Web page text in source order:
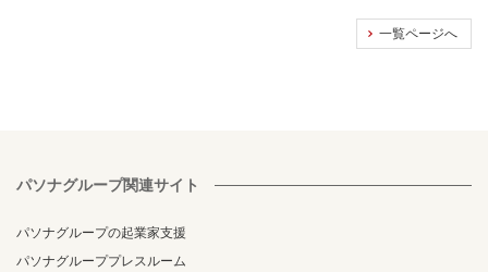
一覧ページへ
パソナグループ関連サイト
パソナグループの起業家支援
パソナグループプレスルーム